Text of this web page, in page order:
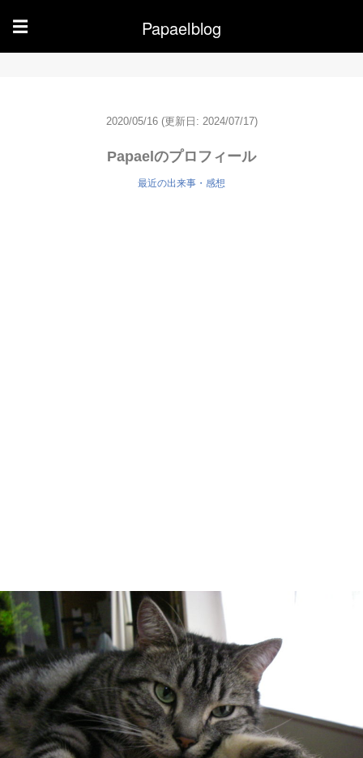
☰ Papaelblog
2020/05/16 (更新日: 2024/07/17)
Papaelのプロフィール
最近の出来事・感想